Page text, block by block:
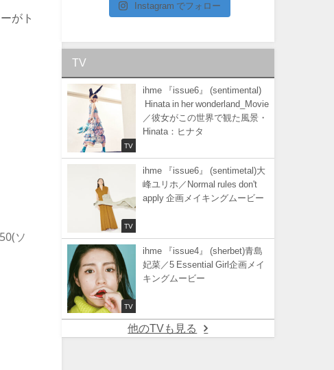
がト
ソ
Instagram でフォロー
TV
TV
ihme 『issue6』 (sentimental)
Hinata in her wonderland_Movie
／彼女がこの世界で観た風景・
Hinata：ヒナタ
TV
ihme 『issue6』 (sentimetal)大
峰ユリホ／Normal rules don't
apply 企画メイキングムービー
TV
ihme 『issue4』 (sherbet)青島
妃菜／5 Essential Girl企画メイ
キングムービー
他のTVも見る